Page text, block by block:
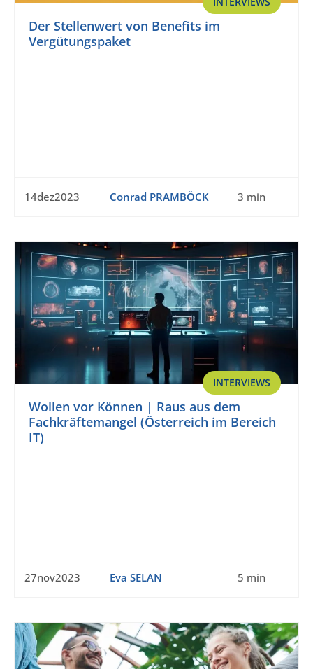
Der Stellenwert von Benefits im
Vergütungspaket
14dez2023 Conrad PRAMBÖCK 3 min
INTERVIEWS
Wollen vor Können | Raus aus dem
Fachkräftemangel (Österreich im Bereich
IT)
27nov2023 Eva SELAN 5 min